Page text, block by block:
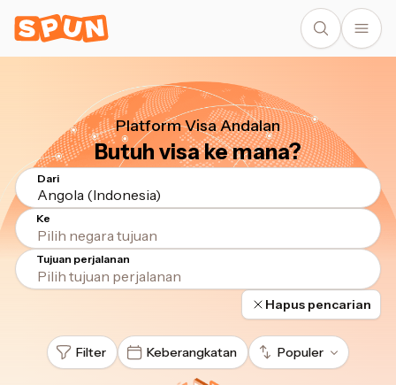
Platform Visa Andalan
Butuh visa ke mana?
Dari
Angola (Indonesia)
Ke
Tujuan perjalanan
Hapus pencarian
Filter Keberangkatan Populer